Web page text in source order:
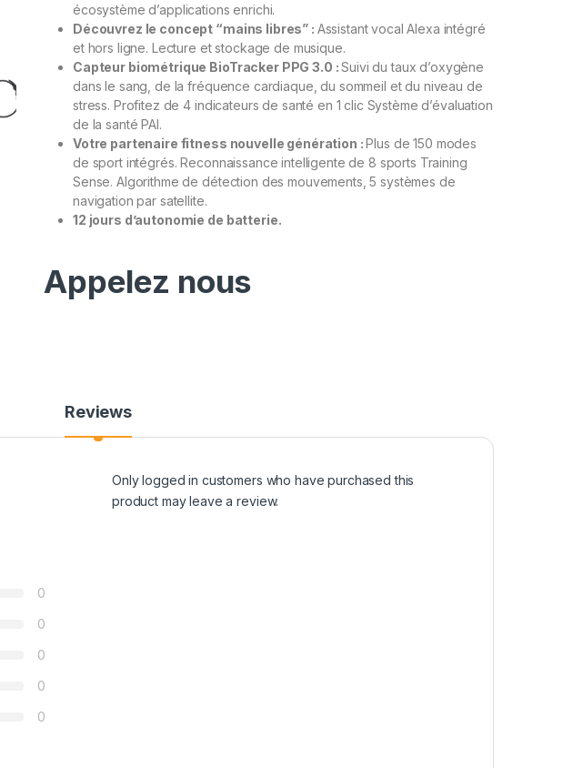
écosystème d’applications enrichi.
Découvrez le concept “mains libres” : Assistant vocal Alexa intégré
et hors ligne. Lecture et stockage de musique.
Capteur biométrique BioTracker PPG 3.0 :Suivi du taux d’oxygène
dans le sang, de la fréquence cardiaque, du sommeil et du niveau de
stress. Profitez de 4 indicateurs de santé en 1 clic Système d’évaluation
de la santé PAI.
Votre partenaire fitness nouvelle génération :Plus de 150 modes
de sport intégrés. Reconnaissance intelligente de 8 sports Training
Sense. Algorithme de détection des mouvements, 5 systèmes de
navigation par satellite.
12 jours d’autonomie de batterie.
Appelez nous
Reviews
0
0
0
0
0
Only logged in customers who have purchased this
product may leave a review.